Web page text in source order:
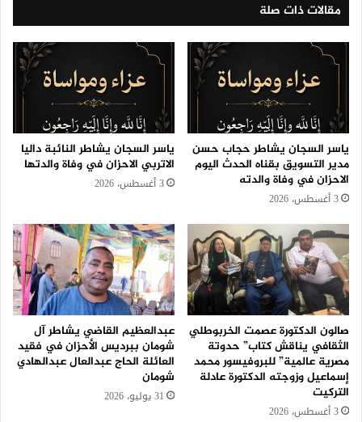
مقالات ذات صلة
ياسر السجان يشاطر حجاب حسن
مدير التسويق بقناه الحدث اليوم
الاحزان في وفاة والدته
3 أغسطس، 2026
ياسر السجان يشاطر النائبة داليا
الاتربي الاحزان في وفاة والدتها
3 أغسطس، 2026
صالون الدكتورة عصمت الخربوطلي
الثقافي يناقش كتاب” حدوتة
مصرية عالمية” للبروفيسور محمد
إسماعيل وزوجته الدكتورة عادلة
التركيت
3 أغسطس، 2026
عبدالعظيم القاضي يشاطر آل
شومان ببرديس الأحزان في فقيد
العائلة الحاج عبدالعال عبدالهادي
شومان
31 يوليو، 2026